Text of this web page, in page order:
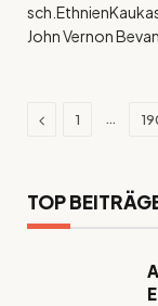
John Vernon
Previous
1 …
TOP